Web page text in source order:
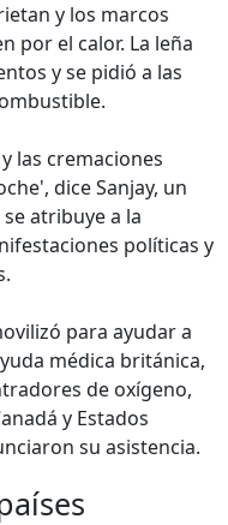
y los marcos
por el calor. La leña
y se pidió a las
las cremaciones
dice Sanjay, un
atribuye a la
políticas y
para ayudar a
médica británica,
de oxígeno,
y Estados
su asistencia.